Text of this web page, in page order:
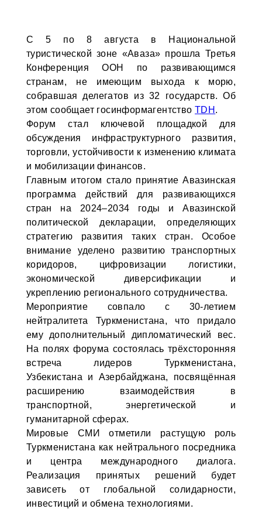
С 5 по 8 августа в Национальной
туристической зоне «Аваза» прошла Третья
Конференция ООН по развивающимся
странам, не имеющим выхода к морю,
собравшая делегатов из 32 государств. Об
этом сообщает госинформагентство TDH .
Форум стал ключевой площадкой для
обсуждения инфраструктурного развития,
торговли, устойчивости к изменению климата
и мобилизации финансов.
Главным итогом стало принятие Авазинская
программа действий для развивающихся
стран на 2024–2034 годы и Авазинской
политической декларации, определяющих
стратегию развития таких стран. Особое
внимание уделено развитию транспортных
коридоров, цифровизации логистики,
экономической диверсификации и
укреплению регионального сотрудничества.
Мероприятие совпало с 30-летием
нейтралитета Туркменистана, что придало
ему дополнительный дипломатический вес.
На полях форума состоялась трёхсторонняя
встреча лидеров Туркменистана,
Узбекистана и Азербайджана, посвящённая
расширению взаимодействия в
транспортной, энергетической и
гуманитарной сферах.
Мировые СМИ отметили растущую роль
Туркменистана как нейтрального посредника
и центра международного диалога.
Реализация принятых решений будет
зависеть от глобальной солидарности,
инвестиций и обмена технологиями.